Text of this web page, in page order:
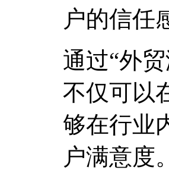
户的信任
通过“外
不仅可以
够在行业
户满意度。